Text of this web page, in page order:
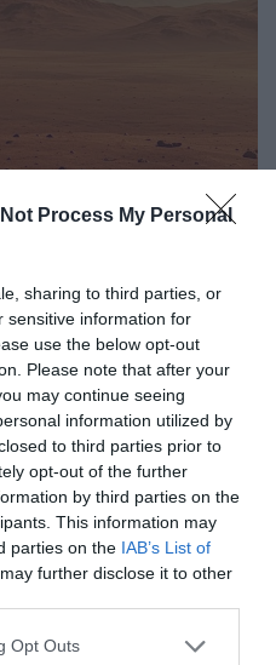
Not Process My Personal
sharing to third parties, or
sensitive information for
use the below opt-out
Please note that after your
may continue seeing
information utilized by
to third parties prior to
opt-out of the further
by third parties on the
This information may
parties on the IAB’s List of
further disclose it to other
uses one or more Google
Opt Outs
közelebbinek
uralkodó
test számára. Egy
vizsgálta, hogyan
az
fontos
a…
majd a
az emberekre